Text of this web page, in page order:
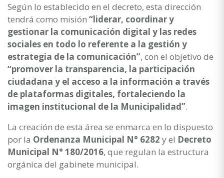
Según lo establecido en el decreto, esta dirección
tendrá como misión “liderar, coordinar y
gestionar la comunicación digital y las redes
sociales en todo lo referente a la gestión y
estrategia de la comunicación”, con el objetivo de
“promover la transparencia, la participación
ciudadana y el acceso a la información a través
de plataformas digitales, fortaleciendo la
imagen institucional de la Municipalidad”.
La creación de esta área se enmarca en lo dispuesto
por la Ordenanza Municipal N° 6282 y el Decreto
Municipal N° 180/2016, que regulan la estructura
orgánica del gabinete municipal.